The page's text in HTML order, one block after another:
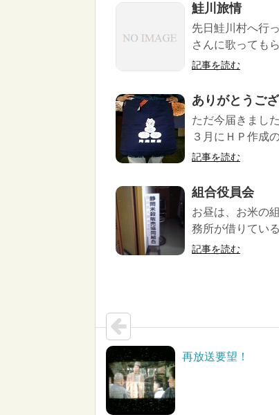
鮭川旅情
先日鮭川村へ行
さんに歌っても
記事を読む
ありがとうござ
ただ今届きまし
３月にＨＰ作成
記事を読む
組合役員会
お昼は、お米の
務所が借りてい
記事を読む
再放送要望！